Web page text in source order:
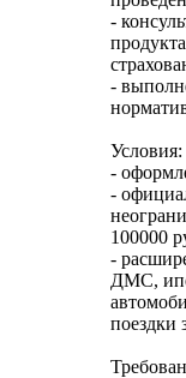
-
-
Условия:
-
-
100000
-
ДМС,
поездки